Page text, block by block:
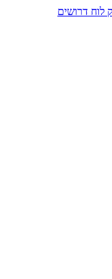
לוח דרושים